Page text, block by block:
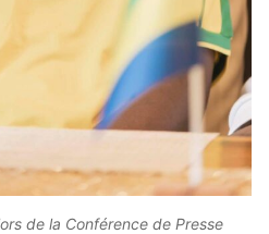
de la Conférence de Presse